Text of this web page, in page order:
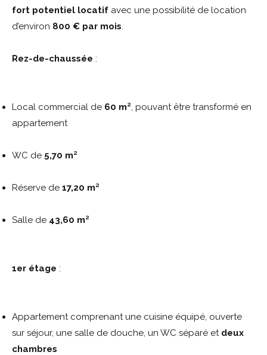
fort potentiel locatif avec une possibilité de location
d’environ 800 € par mois
Rez-de-chaussée :
Local commercial de 60 m² , pouvant être transformé en
appartement
WC de 5,70 m²
Réserve de 17,20 m²
Salle de 43,60 m²
1er étage :
Appartement comprenant une cuisine équipé, ouverte
sur séjour, une salle de douche, un WC séparé et deux
chambres